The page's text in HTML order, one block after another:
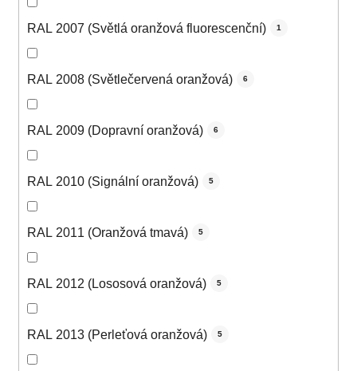
RAL 2007 (Světlá oranžová fluorescenční) 1
RAL 2008 (Světlečervená oranžová) 6
RAL 2009 (Dopravní oranžová) 6
RAL 2010 (Signální oranžová) 5
RAL 2011 (Oranžová tmavá) 5
RAL 2012 (Lososová oranžová) 5
RAL 2013 (Perleťová oranžová) 5